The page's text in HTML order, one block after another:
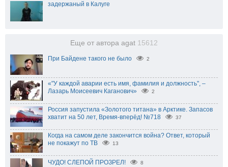
задержаный в Калуге
Еще от автора agat 15612
При Байдене такого не было 2
«"У каждой аварии есть имя, фамилия и должность", –
Лазарь Моисеевич Каганович»
2
Россия запустила «Золотого титана» в Арктике. Запасов
хватит на 50 лет, Время-вперёд! №718
37
Когда на самом деле закончится война? Ответ, который
не покажут по ТВ
13
ЧУДО! СЛЕПОЙ ПРОЗРЕЛ! 8